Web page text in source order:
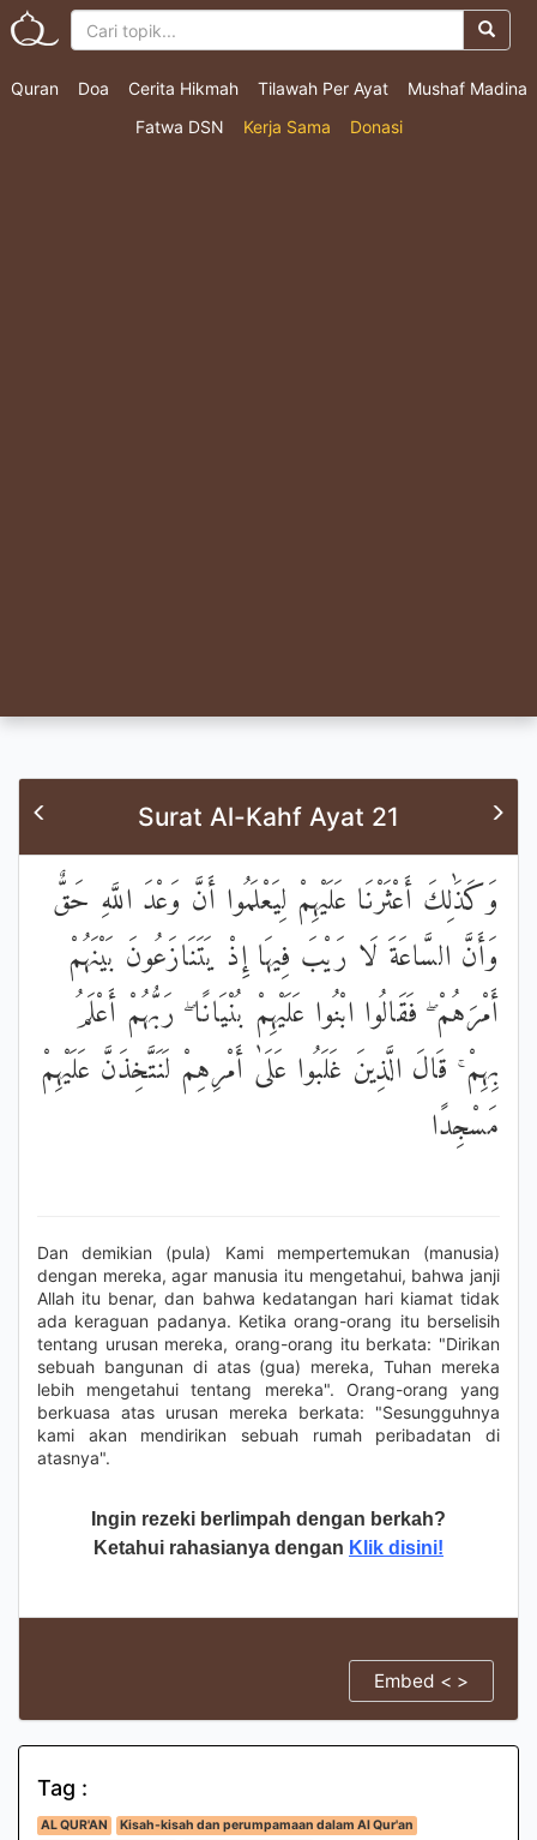
Quran Doa Cerita Hikmah Tilawah Per Ayat
Mushaf Madina
Fatwa DSN
Kerja Sama Donasi
Surat Al-Kahf Ayat 21
وَكَذَٰلِكَ أَعْثَرْنَا عَلَيْهِمْ لِيَعْلَمُوا أَنَّ وَعْدَ اللَّهِ حَقٌّ
وَأَنَّ السَّاعَةَ لَا رَيْبَ فِيهَا إِذْ يَتَنَازَعُونَ بَيْنَهُمْ
أَمْرَهُمْ ۖ فَقَالُوا ابْنُوا عَلَيْهِمْ بُنْيَانًا ۖ رَبُّهُمْ أَعْلَمُ
بِهِمْ ۚ قَالَ الَّذِينَ غَلَبُوا عَلَىٰ أَمْرِهِمْ لَنَتَّخِذَنَّ عَلَيْهِمْ
مَسْجِدًا
Dan demikian (pula) Kami mempertemukan (manusia)
dengan mereka, agar manusia itu mengetahui, bahwa janji
Allah itu benar, dan bahwa kedatangan hari kiamat tidak
ada keraguan padanya. Ketika orang-orang itu berselisih
tentang urusan mereka, orang-orang itu berkata: "Dirikan
sebuah bangunan di atas (gua) mereka, Tuhan mereka
lebih mengetahui tentang mereka". Orang-orang yang
berkuasa atas urusan mereka berkata: "Sesungguhnya
kami akan mendirikan sebuah rumah peribadatan di
atasnya".
Ingin rezeki berlimpah dengan berkah?
Ketahui rahasianya dengan Klik disini!
Embed < >
Tag :
AL QUR'AN
Kisah-kisah dan perumpamaan dalam Al Qur'an